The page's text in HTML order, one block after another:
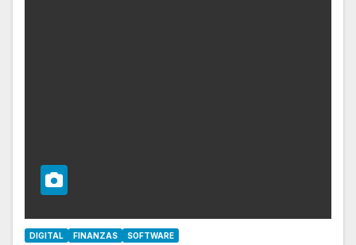
DIGITAL FINANZAS SOFTWARE